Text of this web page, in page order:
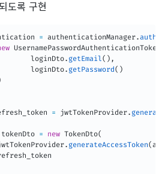
도록 구현
= authenticationManager.
UsernamePasswordAuthenticationToken
loginDto
. getEmail( ) ,
loginDto
. getPassword ( )
= jwtTokenProvider.
tokenDto = new TokenDto(
. generateAccessToken(